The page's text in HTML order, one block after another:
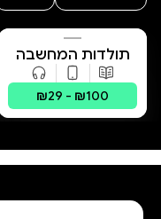
תולדות המחשבה
האנושית
פורמטים זמינים:
₪29 - ₪100